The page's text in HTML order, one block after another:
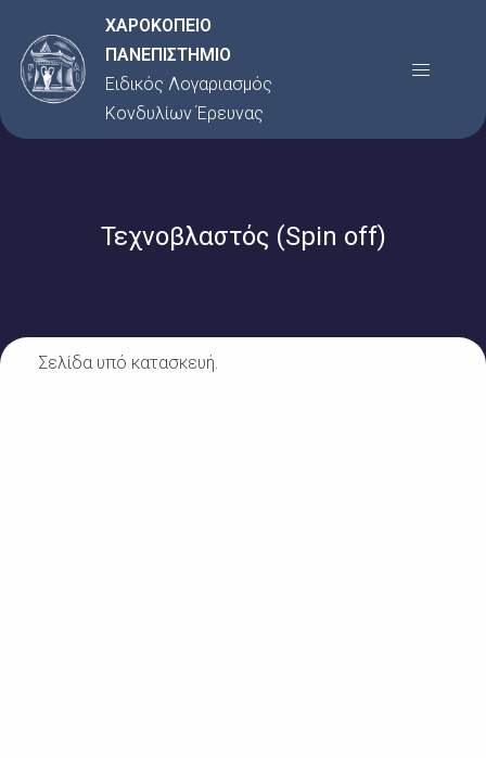
στο
περιεχόμενο
ΧΑΡΟΚΟΠΕΙΟ
ΠΑΝΕΠΙΣΤΗΜΙΟ
Ειδικός Λογαριασμός
Κονδυλίων Έρευνας
Menu
Τεχνοβλαστός (Spin off)
Σελίδα υπό κατασκευή.